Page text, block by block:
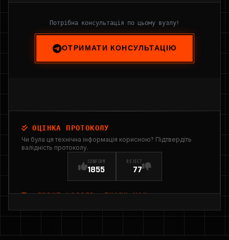
Потрібна консультація по цьому вузлу?
ОТРИМАТИ КОНСУЛЬТАЦІЮ
ОЦІНКА ПРОТОКОЛУ
Чи була ця технічна інформація корисною? Підтвердіть
валідність протоколу.
CONFIRM
1855
REJECT
77
INPUT_LOGGED: THANK YOU